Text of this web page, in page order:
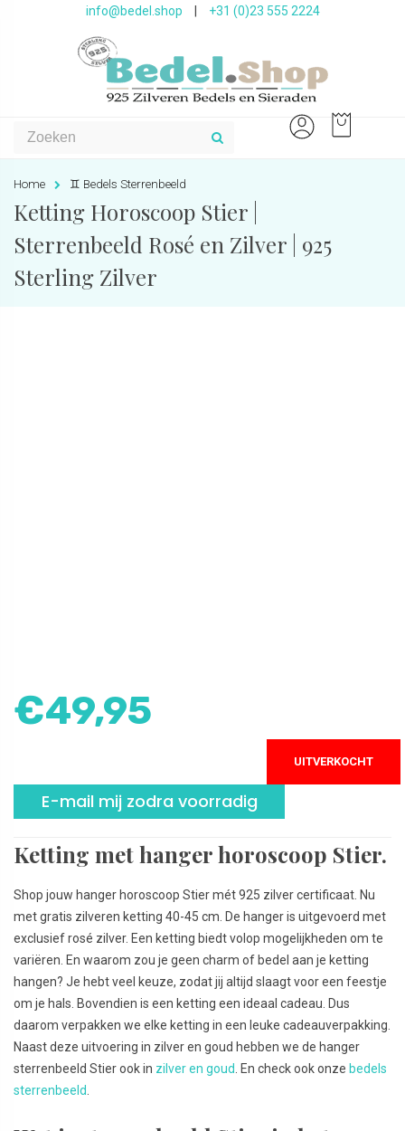
info@bedel.shop +31 (0)23 555 2224
Home ♊️ Bedels Sterrenbeeld
Ketting Horoscoop Stier |
Sterrenbeeld Rosé en Zilver | 925
Sterling Zilver
€49,95
UITVERKOCHT
E-mail mij zodra voorradig
Ketting met hanger horoscoop Stier.
Shop jouw hanger horoscoop Stier mét 925 zilver certificaat. Nu
met gratis zilveren ketting 40-45 cm. De hanger is uitgevoerd met
exclusief rosé zilver. Een ketting biedt volop mogelijkheden om te
variëren. En waarom zou je geen charm of bedel aan je ketting
hangen? Je hebt veel keuze, zodat jij altijd slaagt voor een feestje
om je hals. Bovendien is een ketting een ideaal cadeau. Dus
daarom verpakken we elke ketting in een leuke cadeauverpakking.
Naast deze uitvoering in zilver en goud hebben we de hanger
sterrenbeeld Stier ook in zilver en goud. En check ook onze bedels
sterrenbeeld.